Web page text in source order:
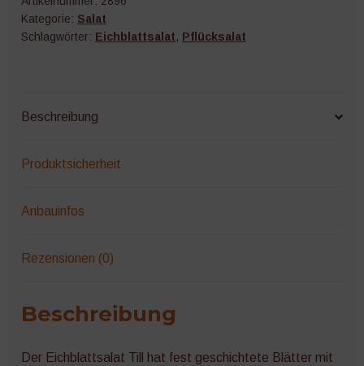
Kategorie: Salat
Schlagwörter: Eichblattsalat, Pflücksalat
Beschreibung
Produktsicherheit
Anbauinfos
Rezensionen (0)
Beschreibung
Der Eichblattsalat Till hat fest geschichtete Blätter mit